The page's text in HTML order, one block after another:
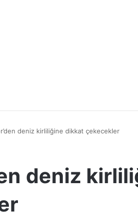
deniz kirliliğine dikkat çekecekler
deniz